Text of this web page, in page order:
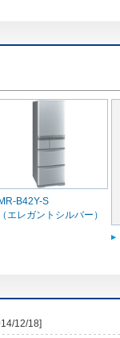
B42Y-S
（エレガントシルバー）
12/18]